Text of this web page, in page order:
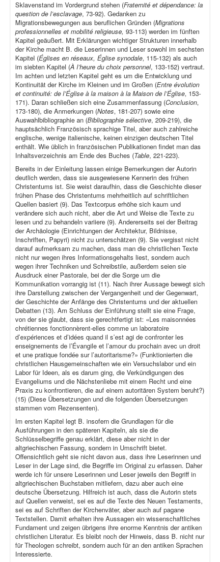
Sklavenstand im Vordergrund stehen (Fraternité et dépendance: la
question de l’esclavage, 73-92). Gedanken zu
Migrationsbewegungen aus beruflichen Gründen (Migrations
professionnelles et mobilité religieuse, 93-113) werden im fünften
Kapitel geäußert. Mit Erklärungen wichtiger Strukturen innerhalb
der Kirche macht B. die Leserinnen und Leser sowohl im sechsten
Kapitel (Églises en réseaux, Église synodale, 115-132) als auch
im siebten Kapitel (À l’heure du choix personnel, 133-152) vertraut.
Im achten und letzten Kapitel geht es um die Entwicklung und
Kontinuität der Kirche im Kleinen und im Großen (Entre évolution
et continuité: de l’Église à la maison à la Maison de l’Église, 153-
171). Daran schließen sich eine Zusammenfassung (Conclusion,
173-180), die Anmerkungen (Notes, 181-207) sowie eine
Auswahlbibliographie an (Bibliographie sélective, 209-219), die
hauptsächlich Französisch sprachige Titel, aber auch zahlreiche
englische, wenige italienische, keinen einzigen deutschen Titel
enthält. Wie üblich in französischen Publikationen findet man das
Inhaltsverzeichnis am Ende des Buches (Table, 221-223).
Bereits in der Einleitung lassen einige Bemerkungen der Autorin
deutlich werden, dass sie ausgewiesene Kennerin des frühen
Christentums ist. Sie weist daraufhin, dass die Geschichte dieser
frühen Phase des Christentums mehrheitlich auf schriftlichen
Quellen basiert (9). Das Textcorpus erhöhe sich kaum und
verändere sich auch nicht, aber die Art und Weise die Texte zu
lesen und zu behandeln variiere (9). Andererseits sei der Beitrag
der Archäologie (Einrichtungen der Architektur, Bildnisse,
Inschriften, Papyri) nicht zu unterschätzen (9). Sie vergisst nicht
darauf aufmerksam zu machen, dass man die christlichen Texte
nicht nur wegen ihres Informationsgehalts liest, sondern auch
wegen ihrer Techniken und Schreibstile, außerdem seien sie
Ausdruck einer Pastorale, bei der die Sorge um die
Kommunikation vorrangig ist (11). Nach ihrer Aussage bewegt sich
ihre Darstellung zwischen der Vergangenheit und der Gegenwart,
der Geschichte der Anfänge des Christentums und der aktuellen
Debatten (13). Am Schluss der Einführung stellt sie eine Frage,
von der sie glaubt, dass sie gerechtfertigt ist: «Les maisonnées
chrétiennes fonctionnèrent-elles comme un laboratoire
d’expériences et d’idées quand il s’est agi de confronter les
enseignements de l’Évangile et l’amour du prochain avec un droit
et une pratique fondée sur l’autoritarisme?» (Funktionierten die
christlichen Hausgemeinschaften wie ein Versuchslabor und ein
Labor für Ideen, als es darum ging, die Verkündigungen des
Evangeliums und die Nächstenliebe mit einem Recht und eine
Praxis zu konfrontieren, die auf einem autoritären System beruht?)
(15) (Diese Übersetzungen und die folgenden Übersetzungen
stammen vom Rezensenten).
Im ersten Kapitel legt B. insofern die Grundlagen für die
Ausführungen in den späteren Kapiteln, als sie die
Schlüsselbegriffe genau erklärt, diese aber nicht in der
altgriechischen Fassung, sondern in Umschrift bietet.
Offensichtlich geht sie nicht davon aus, dass ihre Leserinnen und
Leser in der Lage sind, die Begriffe im Original zu erfassen. Daher
werde ich für unsere Leserinnen und Leser jeweils den Begriff in
altgriechischen Buchstaben mitliefern, dazu aber auch eine
deutsche Übersetzung. Hilfreich ist auch, dass die Autorin stets
auf Quellen verweist, sei es auf die Texte des Neuen Testaments,
sei es auf Schriften der Kirchenväter, aber auch auf pagane
Textstellen. Damit erhalten ihre Aussagen ein wissenschaftliches
Fundament und zeigen übrigens ihre enorme Kenntnis der antiken
christlichen Literatur. Es bleibt noch der Hinweis, dass B. nicht nur
für Theologen schreibt, sondern auch für an den antiken Sprachen
Interessierte.